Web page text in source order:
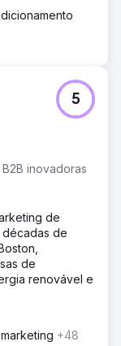
inovadoras
5
de
décadas de
de
renovável e
+48